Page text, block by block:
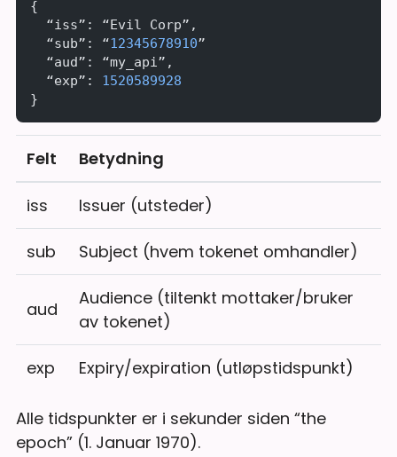
{
  “iss”: “Evil Corp”,
  “sub”: “
12345678910”
  “aud”: “my_api”,
  “exp”:
1520589928
}
Felt Betydning
iss Issuer (utsteder)
sub Subject (hvem tokenet omhandler)
aud
Audience (tiltenkt mottaker/bruker
av tokenet)
exp Expiry/expiration (utløpstidspunkt)
Alle tidspunkter er i sekunder siden “the
epoch” (1. Januar 1970).